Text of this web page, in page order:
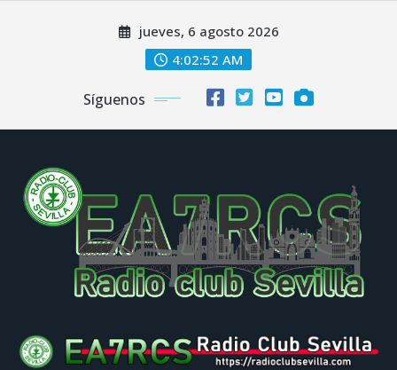
jueves, 6 agosto 2026
4:02:52 AM
Síguenos